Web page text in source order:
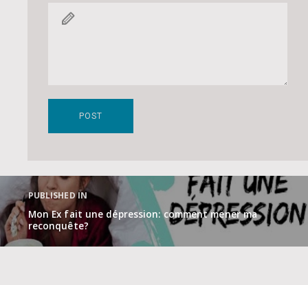
Navigation
l’article
PUBLISHED IN
Mon Ex fait une dépression: comment mener ma
reconquête?